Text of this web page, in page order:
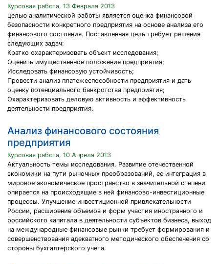
Курсовая работа, 13 Февраля 2013
целью аналитической работы является оценка финансовой
безопасности конкретного предприятия на основе анализа его
финансового состояния. Поставленная цель требует решения
следующих задач:
Кратко охарактеризовать объект исследования;
Оценить имущественное положение предприятия;
Исследовать финансовую устойчивость;
Провести анализ платежеспособности предприятия и дать
оценку потенциального банкротства предприятия;
Охарактеризовать деловую активность и эффективность
деятельности предприятия.
Анализ финансового состояния
предприятия
Курсовая работа, 10 Апреля 2013
Актуальность темы исследования. Развитие отечественной
экономики на пути рыночных преобразований, ее интеграция в
мировое экономическое пространство в значительной степени
опирается на происходящие в ней финансово-инвестиционные
процессы. Улучшение инвестиционной привлекательности
России, расширение объемов и форм участия иностранного и
российского капитала в деятельности субъектов бизнеса, выход
на международные финансовые рынки требует формирования и
совершенствования адекватного методического обеспечения со
стороны бухгалтерского учета.